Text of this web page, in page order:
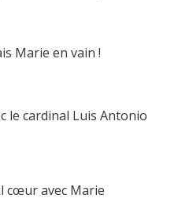
Marie en vain !
le cardinal Luis Antonio
cœur avec Marie